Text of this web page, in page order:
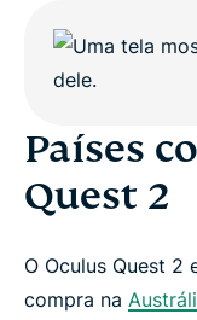
Países
Quest 2
O Oculus Quest 2
compra na